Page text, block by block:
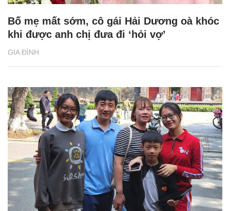
GIA ĐÌNH
Bố mẹ mất sớm, cô gái Hải Dương oà khóc
khi được anh chị đưa đi ‘hỏi vợ’